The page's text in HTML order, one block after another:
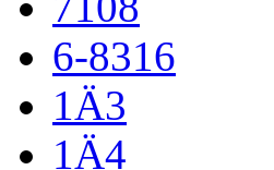
6-8316
1Ä3
1Ä4